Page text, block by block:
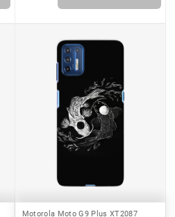
Motorola Moto G9 Plus XT2087